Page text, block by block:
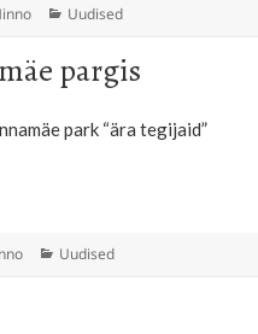
Rubriigid
Uudised
pargis
park “ära tegijaid”
pargis
Rubriigid
Uudised